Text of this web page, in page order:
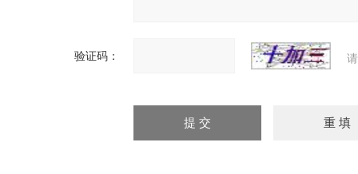
验证码：